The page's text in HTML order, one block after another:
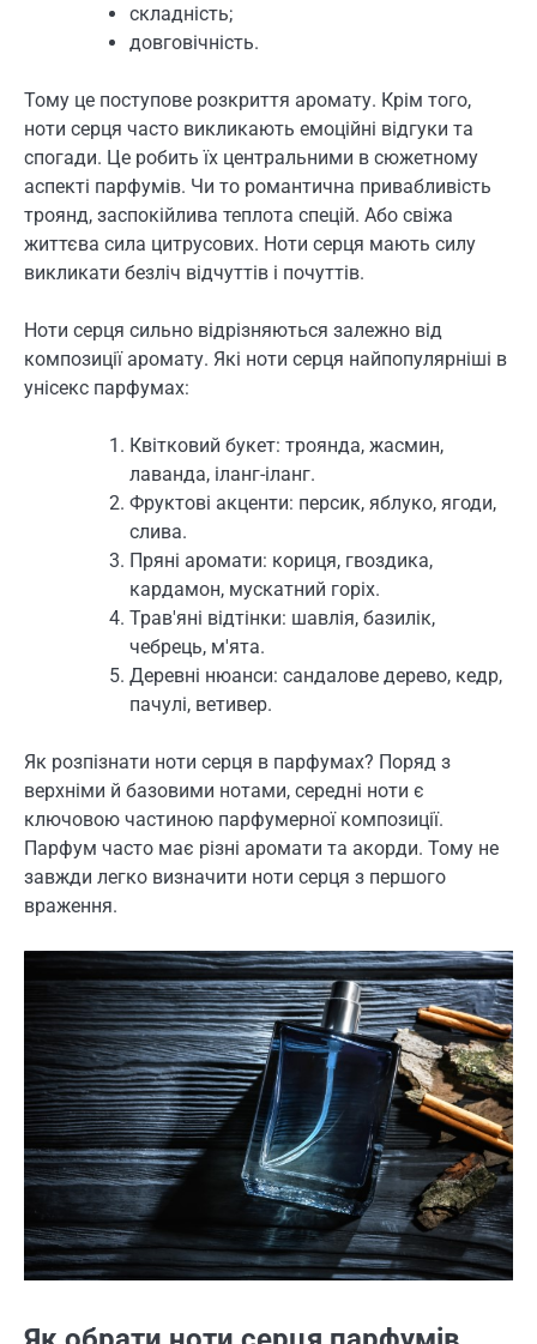
складність;
довговічність.
Тому це поступове розкриття аромату. Крім того,
ноти серця часто викликають емоційні відгуки та
спогади. Це робить їх центральними в сюжетному
аспекті парфумів. Чи то романтична привабливість
троянд, заспокійлива теплота спецій. Або свіжа
життєва сила цитрусових. Ноти серця мають силу
викликати безліч відчуттів і почуттів.
Ноти серця сильно відрізняються залежно від
композиції аромату. Які ноти серця найпопулярніші в
унісекс парфумах:
Квітковий букет: троянда, жасмин,
лаванда, іланг-іланг.
Фруктові акценти: персик, яблуко, ягоди,
слива.
Пряні аромати: кориця, гвоздика,
кардамон, мускатний горіх.
Трав'яні відтінки: шавлія, базилік,
чебрець, м'ята.
Деревні нюанси: сандалове дерево, кедр,
пачулі, ветивер.
Як розпізнати ноти серця в парфумах? Поряд з
верхніми й базовими нотами, середні ноти є
ключовою частиною парфумерної композиції.
Парфум часто має різні аромати та акорди. Тому не
завжди легко визначити ноти серця з першого
враження.